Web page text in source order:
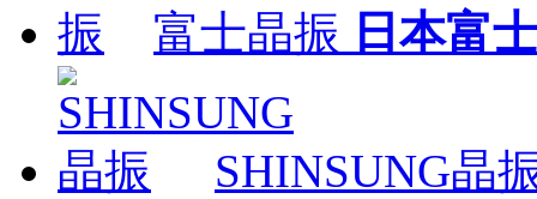
富士晶振 日本富
SHINSUNG晶